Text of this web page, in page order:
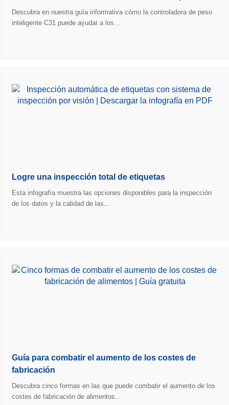
Descubra en nuestra guía informativa cómo la controladora de peso
inteligente C31 puede ayudar a los...
Logre una inspección total de etiquetas
Esta infografía muestra las opciones disponibles para la inspección
de los datos y la calidad de las...
Guía para combatir el aumento de los costes de
fabricación
Descubra cinco formas en las que puede combatir el aumento de los
costes de fabricación de alimentos...